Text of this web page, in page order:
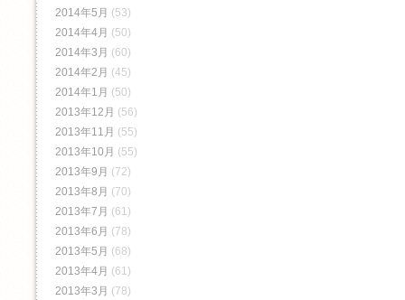
2014年5月 (53)
2014年4月 (50)
2014年3月 (60)
2014年2月 (45)
2014年1月 (50)
2013年12月 (56)
2013年11月 (55)
2013年10月 (55)
2013年9月 (72)
2013年8月 (70)
2013年7月 (61)
2013年6月 (78)
2013年5月 (68)
2013年4月 (61)
2013年3月 (78)